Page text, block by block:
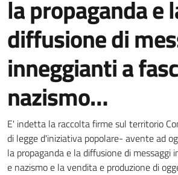
la propaganda e
diffusione di
inneggianti a
nazismo…
Dettagli della
E' indetta la raccolta firme sul territorio
di legge d'iniziativa popolare- avente ad
la propaganda e la diffusione di messaggi
e nazismo e la vendita e produzione di